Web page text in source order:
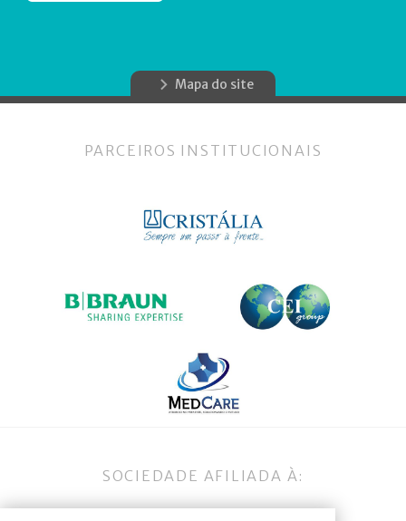
Mapa do site
PARCEIROS INSTITUCIONAIS
SOCIEDADE AFILIADA À: